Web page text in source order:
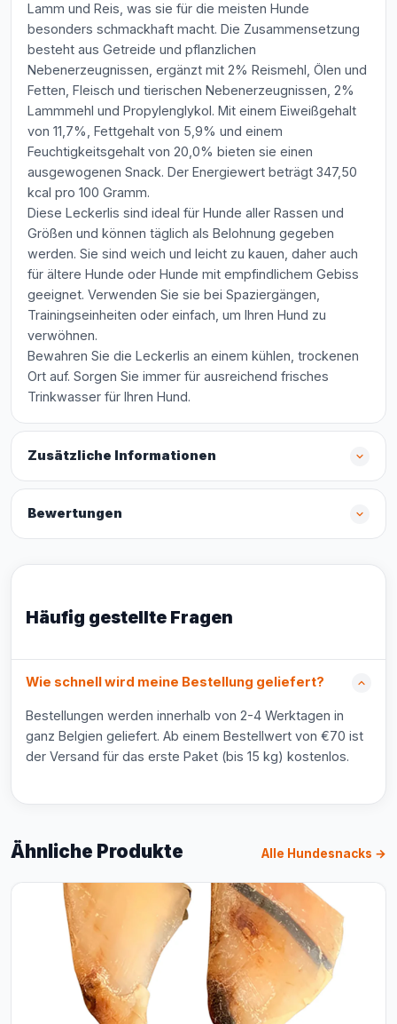
Lamm und Reis, was sie für die meisten Hunde
besonders schmackhaft macht. Die Zusammensetzung
besteht aus Getreide und pflanzlichen
Nebenerzeugnissen, ergänzt mit 2% Reismehl, Ölen und
Fetten, Fleisch und tierischen Nebenerzeugnissen, 2%
Lammmehl und Propylenglykol. Mit einem Eiweißgehalt
von 11,7%, Fettgehalt von 5,9% und einem
Feuchtigkeitsgehalt von 20,0% bieten sie einen
ausgewogenen Snack. Der Energiewert beträgt 347,50
kcal pro 100 Gramm.
Diese Leckerlis sind ideal für Hunde aller Rassen und
Größen und können täglich als Belohnung gegeben
werden. Sie sind weich und leicht zu kauen, daher auch
für ältere Hunde oder Hunde mit empfindlichem Gebiss
geeignet. Verwenden Sie sie bei Spaziergängen,
Trainingseinheiten oder einfach, um Ihren Hund zu
verwöhnen.
Bewahren Sie die Leckerlis an einem kühlen, trockenen
Ort auf. Sorgen Sie immer für ausreichend frisches
Trinkwasser für Ihren Hund.
Zusätzliche Informationen
Bewertungen
Häufig gestellte Fragen
Wie schnell wird meine Bestellung geliefert?
Bestellungen werden innerhalb von 2-4 Werktagen in
ganz Belgien geliefert. Ab einem Bestellwert von €70 ist
der Versand für das erste Paket (bis 15 kg) kostenlos.
Ähnliche Produkte Alle Hundesnacks →